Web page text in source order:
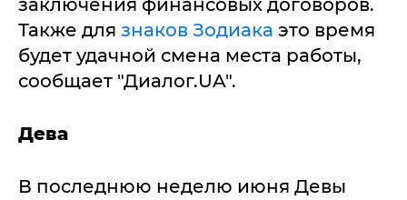
заключения финансовых договоров.
Также для знаков Зодиака это время
будет удачной смена места работы,
сообщает "Диалог.UA".
Дева
В последнюю неделю июня Девы